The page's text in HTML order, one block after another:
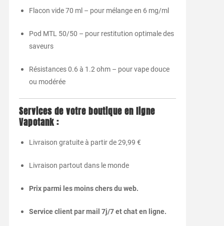
Flacon vide 70 ml – pour mélange en 6 mg/ml
Pod MTL 50/50 – pour restitution optimale des
saveurs
Résistances 0.6 à 1.2 ohm – pour vape douce
ou modérée
Services de votre boutique en ligne
Vapotank :
Livraison gratuite à partir de 29,99 €
Livraison partout dans le monde
Prix parmi les moins chers du web.
Service client par mail 7j/7 et chat en ligne.